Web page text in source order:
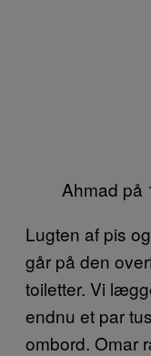
Ahmad på
Lugten af pis
går på den
toiletter. Vi
endnu et par
ombord. Omar